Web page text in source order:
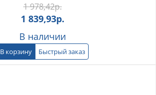
1 978,42р.
1 839,93р.
В наличии
В корзину Быстрый заказ